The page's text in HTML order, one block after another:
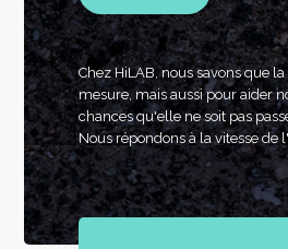
Chez HiLAB, nous savons que
mesure, mais aussi pour aider
chances qu'elle ne soit pas
Nous répondons à la vitesse de